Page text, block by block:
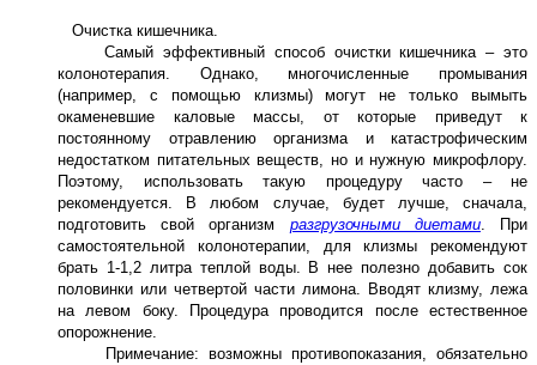
Очистка кишечника.
Самый эффективный способ очистки кишечника – это
колонотерапия. Однако, многочисленные промывания
(например, с помощью клизмы) могут не только вымыть
окаменевшие каловые массы, от которые приведут к
постоянному отравлению организма и катастрофическим
недостатком питательных веществ, но и нужную микрофлору.
Поэтому, использовать такую процедуру часто – не
рекомендуется. В любом случае, будет лучше, сначала,
подготовить свой организм разгрузочными диетами.
При
самостоятельной колонотерапии, для клизмы рекомендуют
брать 1-1,2 литра теплой воды. В нее полезно добавить сок
половинки или четвертой части лимона. Вводят клизму, лежа
на левом боку. Процедура проводится после естественное
опорожнение.
Примечание: возможны противопоказания, обязательно